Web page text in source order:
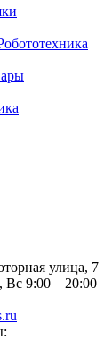
улица, 7
9:00—20:00